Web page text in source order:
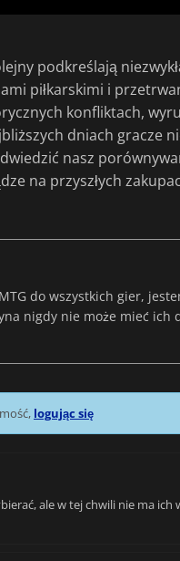
podkreślają
piłkarskimi i
konfliktach,
dniach gracze
nasz
na przyszłych
do wszystkich gier,
nigdy nie może mieć ich
logując się
ale w tej chwili nie ma ich